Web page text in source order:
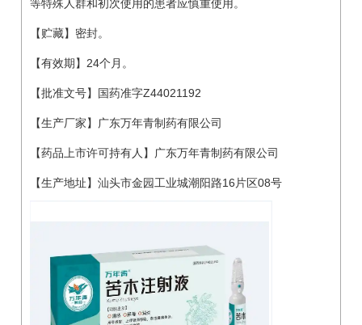
等特殊人群和初次使用的患者应慎重使用。
【贮藏】密封。
【有效期】24个月。
【批准文号】国药准字Z44021192
【生产厂家】广东万年青制药有限公司
【药品上市许可持有人】广东万年青制药有限公司
【生产地址】汕头市金园工业城潮阳路16片区08号